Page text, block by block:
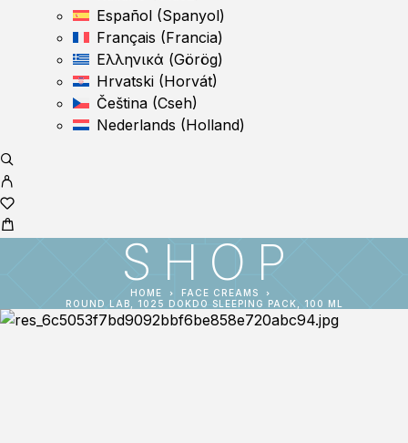
Español (Spanyol)
Français (Francia)
Ελληνικά (Görög)
Hrvatski (Horvát)
Čeština (Cseh)
Nederlands (Holland)
SHOP
HOME
FACE CREAMS
ROUND LAB, 1025 DOKDO SLEEPING PACK, 100 ML